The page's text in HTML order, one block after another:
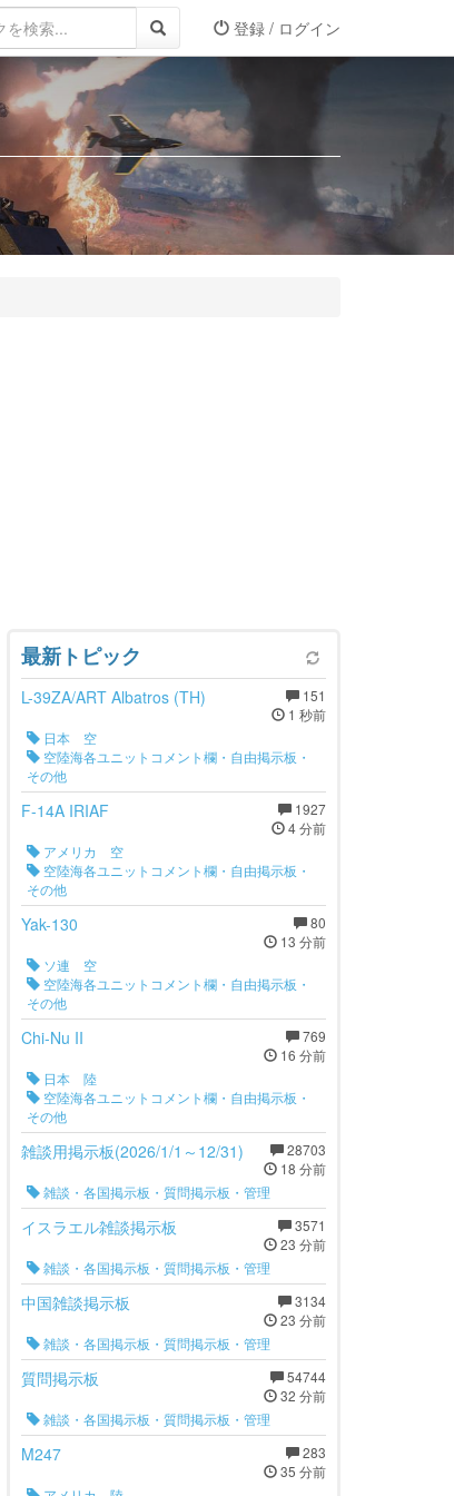
登録 / ログイン
最新トピック
151
1 秒前
L-39ZA/ART Albatros (TH)
日本 空
空陸海各ユニットコメント欄・自由掲示板・
その他
1927
4 分前
F-14A IRIAF
アメリカ 空
空陸海各ユニットコメント欄・自由掲示板・
その他
80
13 分前
Yak-130
ソ連 空
空陸海各ユニットコメント欄・自由掲示板・
その他
769
16 分前
Chi-Nu II
日本 陸
空陸海各ユニットコメント欄・自由掲示板・
その他
28703
18 分前
雑談用掲示板(2026/1/1～12/31)
雑談・各国掲示板・質問掲示板・管理
3571
23 分前
イスラエル雑談掲示板
雑談・各国掲示板・質問掲示板・管理
3134
23 分前
中国雑談掲示板
雑談・各国掲示板・質問掲示板・管理
54744
32 分前
質問掲示板
雑談・各国掲示板・質問掲示板・管理
283
35 分前
M247